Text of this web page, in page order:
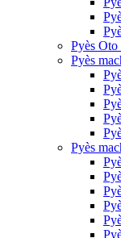
Pyès
Pyès
Pyès